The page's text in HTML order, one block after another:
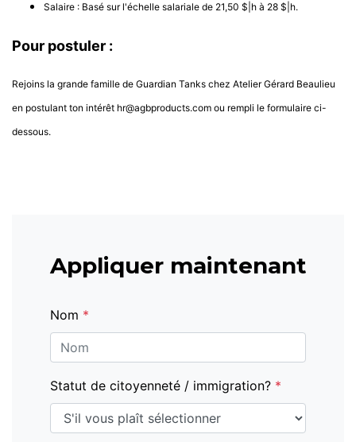
Salaire : Basé sur l'échelle salariale de 21,50 $|h à 28 $|h.
Pour postuler :
Rejoins la grande famille de Guardian Tanks chez Atelier Gérard Beaulieu
en postulant ton intérêt hr@agbproducts.com ou rempli le formulaire ci-
dessous.
Appliquer maintenant
Nom *
Statut de citoyenneté / immigration? *